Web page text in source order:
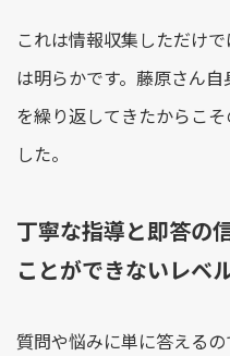
これは情報収集しただけ
は明らかです。藤原さん
を繰り返してきたからこ
した。
丁寧な指導と即答の
ことができないレベ
質問や悩みに単に答える